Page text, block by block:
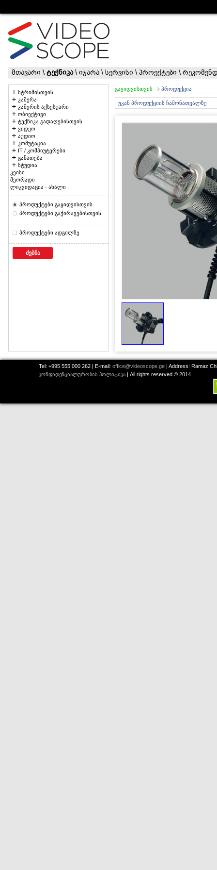
მთავარი \ ტექნიკა\ იჯარა \ სერვისი \ პროექტები \
სტრიმისთვის
კამერა
კამერის აქსესუარი
ობიექტივი
ტექნიკა გადაღებისთვის
ვიდეო
აუდიო
კომუტაცია
IT / კომპიუტერები
განათება
სტუდია
კეისი
მეორადი
ლიკვიდაცია - ახალი
პროდუქტები გაყიდვისთვის
პროდუქტები გაქირავებისთვის
პროდუქტები ადგილზე
ძებნა
გაყიდვისთვის პროდუქცია
უკან პროდუქციის ჩამონათვალზე
Tel: +995 555 000 262 | E-mail: office@videoscope.ge | Address: Ramaz
კონფიდენციალურობის პოლიტიკა | All rights reserved © 2014